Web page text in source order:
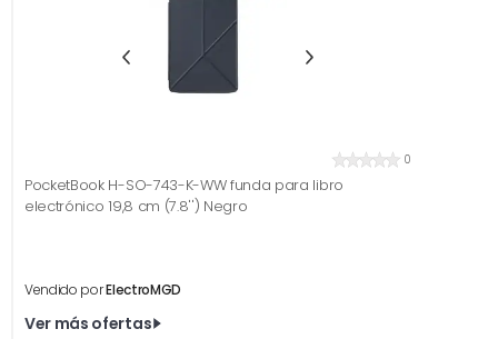
0
PocketBook H-SO-743-K-WW funda para libro
electrónico 19,8 cm (7.8'') Negro
Vendido porElectroMGD
Ver más ofertas